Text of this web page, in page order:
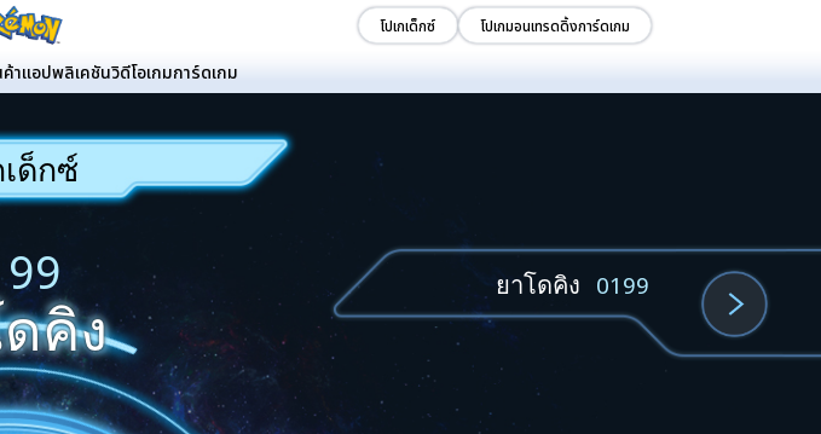
โปเกเด็กซ์ โปเกมอนเทรดดิ้งการ์ดเกม
าแอปพลิเคชันวิดีโอเกมการ์ดเกม
ด็กซ์
คิง
ยาโดคิง 0199